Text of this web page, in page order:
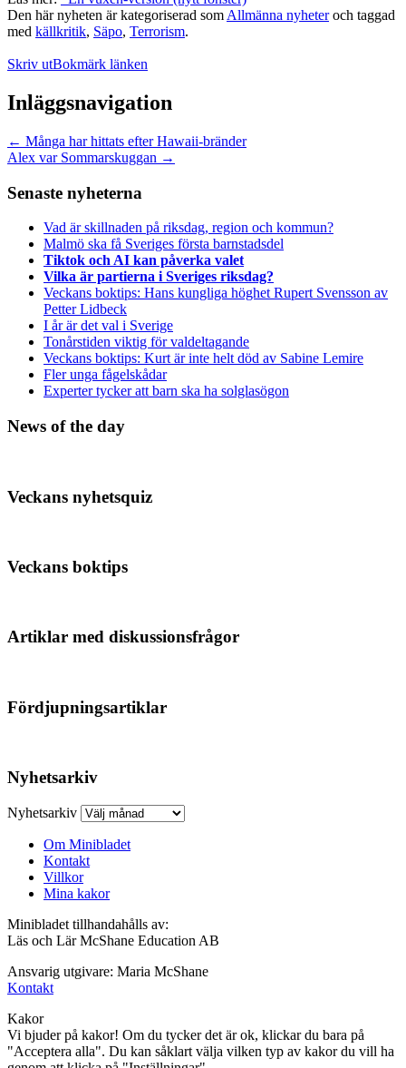
Den här nyheten är kategoriserad som Allmänna nyheteroch taggad
med källkritik, Säpo, Terrorism.
Skriv utBokmärk länken
Inläggsnavigation
← Många har hittats efter Hawaii-bränder
Alex var Sommarskuggan →
Senaste nyheterna
Vad är skillnaden på riksdag, region och kommun?
Malmö ska få Sveriges första barnstadsdel
Tiktok och AI kan påverka valet
Vilka är partierna i Sveriges riksdag?
Veckans boktips: Hans kungliga höghet Rupert Svensson av
Petter Lidbeck
I år är det val i Sverige
Tonårstiden viktig för valdeltagande
Veckans boktips: Kurt är inte helt död av Sabine Lemire
Fler unga fågelskådar
Experter tycker att barn ska ha solglasögon
News of the day
Veckans nyhetsquiz
Veckans boktips
Artiklar med diskussionsfrågor
Fördjupningsartiklar
Nyhetsarkiv
Nyhetsarkiv
Om Minibladet
Kontakt
Villkor
Mina kakor
Minibladet tillhandahålls av:
Läs och Lär McShane Education AB
Ansvarig utgivare: Maria McShane
Kontakt
Kakor
Vi bjuder på kakor! Om du tycker det är ok, klickar du bara på
"Acceptera alla". Du kan såklart välja vilken typ av kakor du vill ha